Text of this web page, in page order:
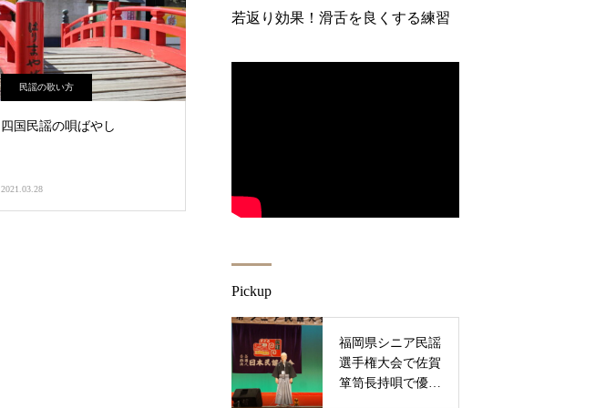
民謡の歌い方
四国民謡の唄ばやし
2021.03.28
若返り効果！滑舌を良くする練習
Pickup
福岡県シニア民謡
選手権大会で佐賀
箪笥長持唄で優秀